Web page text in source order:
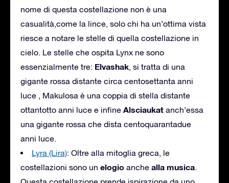
nome di questa costellazione non è una
casualità,come la lince, solo chi ha un’ottima vista
riesce a notare le stelle di quella costellazione in
cielo. Le stelle che ospita Lynx ne sono
essenzialmente tre: Elvashak, si tratta di una
gigante rossa distante circa centosettanta anni
luce , Makulosa è una coppia di stella distante
ottantotto anni luce e infine Alsciaukat anch’essa
una gigante rossa che dista centoquarantadue
anni luce.
Lyra (Lira): Oltre alla mitoglia greca, le
costellazioni sono un elogio anche alla musica.